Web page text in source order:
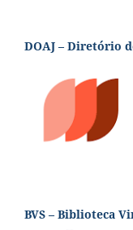
DOAJ – Diretório
BVS – Biblioteca